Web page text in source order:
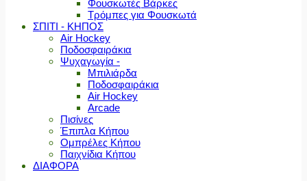
Φουσκωτές Βάρκες
Τρόμπες για Φουσκωτά
ΣΠΙΤΙ - ΚΗΠΟΣ
Air Hockey
Ποδοσφαιράκια
Ψυχαγωγία -
Μπιλιάρδα
Ποδοσφαιράκια
Air Hockey
Arcade
Πισίνες
Έπιπλα Κήπου
Ομπρέλες Κήπου
Παιχνίδια Κήπου
ΔΙΑΦΟΡΑ